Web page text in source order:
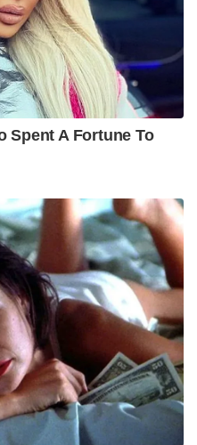
Spent A Fortune To